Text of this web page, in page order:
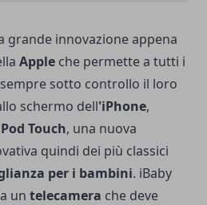
grande innovazione appena
Apple che permette a tutti i
sotto controllo il loro
schermo dell'iPhone,
Touch, una nuova
quindi dei più classici
per i bambini. iBaby
un telecamera che deve